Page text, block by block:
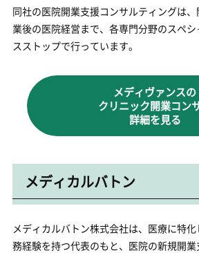
同社の医院開業支援コンサルティングは
業後の医院経営まで、各専門分野のスペ
スストップで行っています。
メディヴァンスの
クリニック開業コン
詳細を見る
メディカルバトン
メディカルバトン株式会社は、医療に特
務経験を持つ代表のもと、医院の新規開